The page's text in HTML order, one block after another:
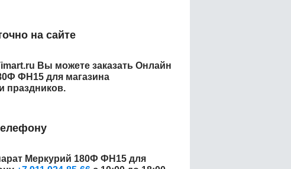
на сайте
Вы можете заказать Онлайн
ФН15 для магазина
праздников.
Меркурий 180Ф ФН15 для